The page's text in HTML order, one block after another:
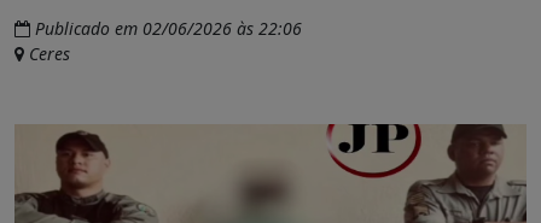
Publicado em 02/06/2026 às 22:06
Ceres